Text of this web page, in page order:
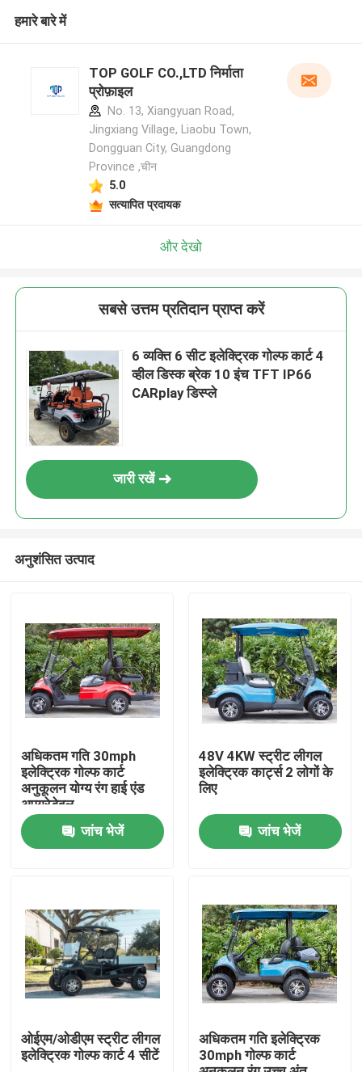
घर
हमारे बारे में
हमारे बारे में
TOP GOLF CO.,LTD निर्माता
प्रोफ़ाइल
No. 13, Xiangyuan Road,
Jingxiang Village, Liaobu Town,
Dongguan City, Guangdong
Province ,चीन
5.0
सत्यापित प्रदायक
और देखो
सबसे उत्तम प्रतिदान प्राप्त करें
6 व्यक्ति 6 सीट इलेक्ट्रिक गोल्फ कार्ट 4
व्हील डिस्क ब्रेक 10 इंच TFT IP66
CARplay डिस्प्ले
जारी रखें
अनुशंसित उत्पाद
अधिकतम गति 30mph
इलेक्ट्रिक गोल्फ कार्ट
अनुकूलन योग्य रंग हाई एंड
अपग्रेडेबल
जांच भेजें
48V 4KW स्ट्रीट लीगल
इलेक्ट्रिक कार्ट्स 2 लोगों के
लिए
जांच भेजें
ओईएम/ओडीएम स्ट्रीट लीगल
इलेक्ट्रिक गोल्फ कार्ट 4 सीटें
अधिकतम गति इलेक्ट्रिक
30mph गोल्फ कार्ट